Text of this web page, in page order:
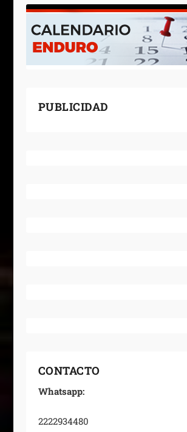
PUBLICIDAD
CONTACTO
Whatsapp:
2222934480